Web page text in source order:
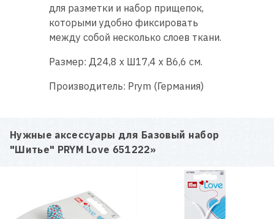
для разметки и набор прищепок,
которыми удобно фиксировать
между собой несколько слоев ткани.
Размер: Д24,8 x Ш17,4 x В6,6 см.
Производитель: Prym (Германия)
Нужные аксессуары для Базовый набор
"Шитье" PRYM Love 651222»